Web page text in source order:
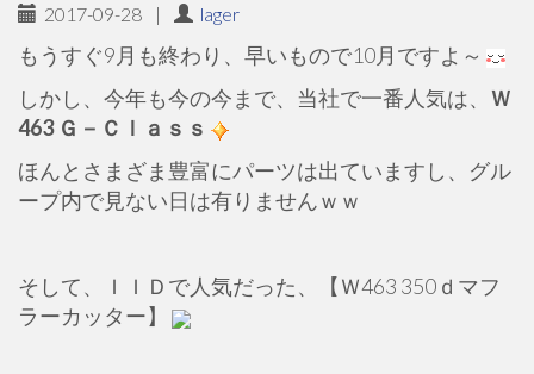
2017-09-28 | lager
もうすぐ9月も終わり、早いもので10月ですよ～
しかし、今年も今の今まで、当社で一番人気は、 Ｗ
463 Ｇ－Ｃｌａｓｓ
ほんとさまざま豊富にパーツは出ていますし、グル
ープ内で見ない日は有りませんｗｗ
そして、ＩＩＤで人気だった、【Ｗ463 350ｄマフ
ラーカッター】